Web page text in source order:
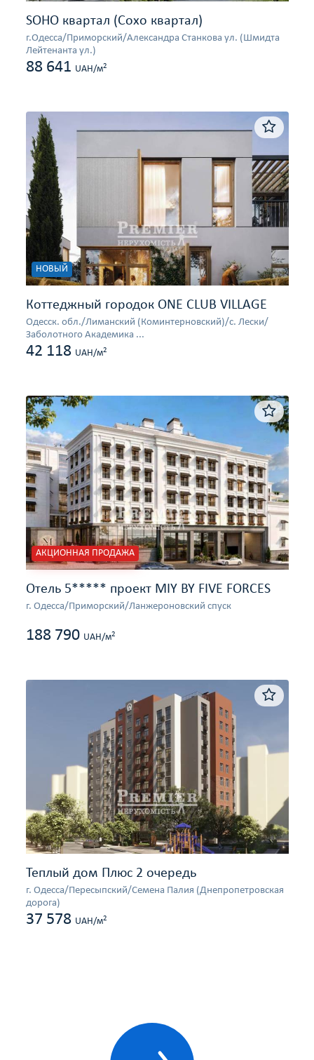
SOHO квартал (Сохо квартал)
г.Одесса/Приморский/Александра Станкова ул. (Шмидта
Лейтенанта ул.)
88 641 UAH/м2
НОВЫЙ
Коттеджный городок ONE CLUB VILLAGE
Одесcк. обл./Лиманский (Коминтерновский)/с. Лески/
Заболотного Академика ...
42 118 UAH/м2
АКЦИОННАЯ ПРОДАЖА
Отель 5***** проект MIY BY FIVE FORCES
г. Одесса/Приморский/Ланжероновский спуск
188 790 UAH/м2
Теплый дом Плюс 2 очередь
г. Одесса/Пересыпский/Семена Палия (Днепропетровская
дорога)
37 578 UAH/м2